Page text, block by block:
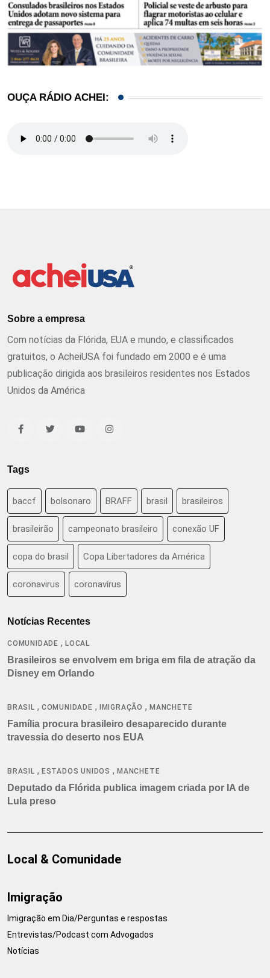
OUÇA RÁDIO ACHEI:
Sobre a empresa
Com notícias da Flórida, EUA e mundo, e classificados
gratuitos, o AcheiUSA foi fundado em 2000 e é uma
publicação dirigida aos brasileiros residentes nos Estados
Unidos da América
Tags
baccf bolsonaro BRAFF brasil brasileiros
brasileirão campeonato brasileiro conexão UF
copa do brasil Copa Libertadores da América
coronavirus coronavírus
Notícias Recentes
COMUNIDADE , LOCAL
Brasileiros se envolvem em briga em fila de atração da
Disney em Orlando
BRASIL , COMUNIDADE , IMIGRAÇÃO ,MANCHETE
Família procura brasileiro desaparecido durante
travessia do deserto nos EUA
BRASIL , ESTADOS UNIDOS ,MANCHETE
Deputado da Flórida publica imagem criada por IA de
Lula preso
Local & Comunidade
Imigração
Imigração em Dia/Perguntas e respostas
Entrevistas/Podcast com Advogados
Notícias